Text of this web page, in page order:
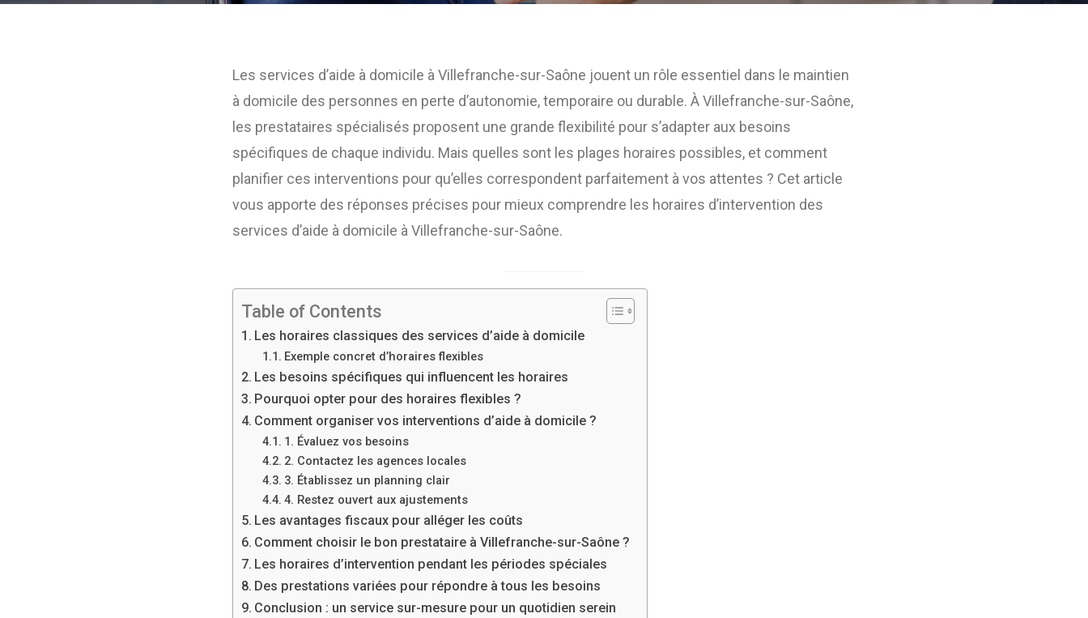
Les services d’aide à domicile à Villefranche-sur-Saône jouent un rôle essentiel dans le maintien
à domicile des personnes en perte d’autonomie, temporaire ou durable. À Villefranche-sur-Saône,
les prestataires spécialisés proposent une grande flexibilité pour s’adapter aux besoins
spécifiques de chaque individu. Mais quelles sont les plages horaires possibles, et comment
planifier ces interventions pour qu’elles correspondent parfaitement à vos attentes ? Cet article
vous apporte des réponses précises pour mieux comprendre les horaires d’intervention des
services d’aide à domicile à Villefranche-sur-Saône.
Table of Contents
Les horaires classiques des services d’aide à domicile
Exemple concret d’horaires flexibles
Les besoins spécifiques qui influencent les horaires
Pourquoi opter pour des horaires flexibles ?
Comment organiser vos interventions d’aide à domicile ?
1. Évaluez vos besoins
2. Contactez les agences locales
3. Établissez un planning clair
4. Restez ouvert aux ajustements
Les avantages fiscaux pour alléger les coûts
Comment choisir le bon prestataire à Villefranche-sur-Saône ?
Les horaires d’intervention pendant les périodes spéciales
Des prestations variées pour répondre à tous les besoins
Conclusion : un service sur-mesure pour un quotidien serein